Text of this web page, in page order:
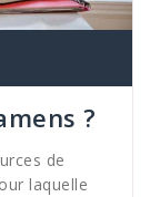
?
de
laquelle